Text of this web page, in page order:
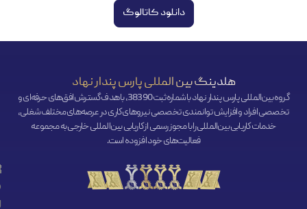
دانلود کاتالوگ
هلدینگ بین المللی پارس پندار نهاد
گروه بین‌المللی پارس پندار نهاد با شماره ثبت 38390، با هدف گسترش افق‌‌های حرفه‌ای و
تخصصی افراد و افزایش توانمندی تخصصی نیروهای کاری در عرصه‌های مختلف شغلی،
خدمات کاریابی بین‌المللی را با مجوز رسمی از کاریابی بین‌المللی خارجی به مجموعه
فعالیت‌های خود افزوده است.